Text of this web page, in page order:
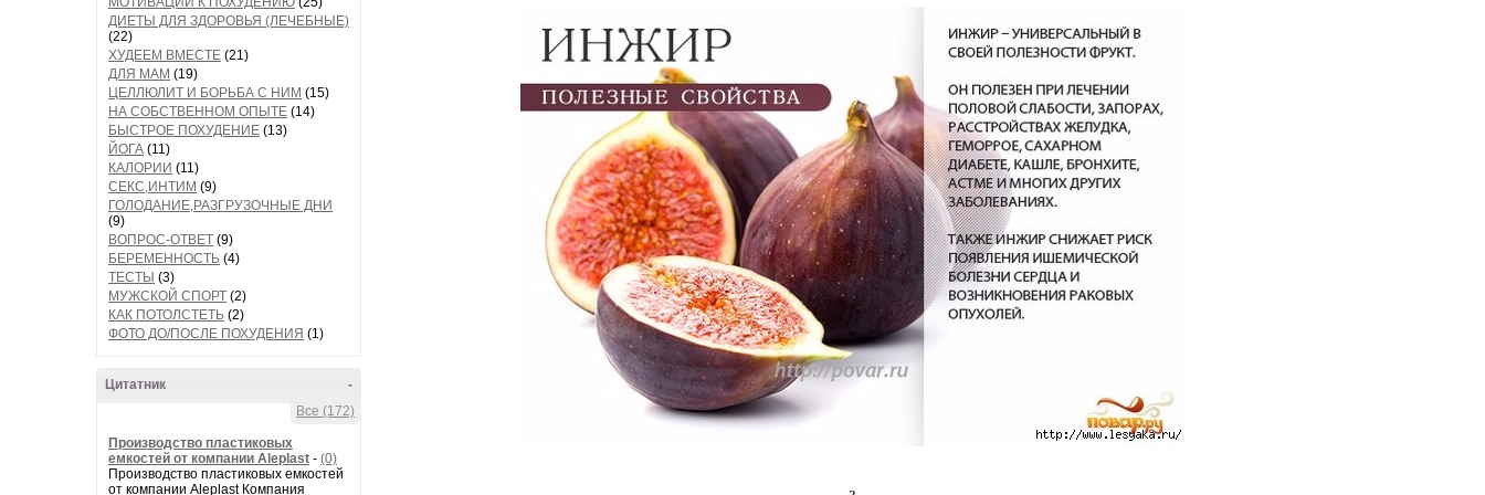
ДИЕТЫ ДЛЯ ЗДОРОВЬЯ (ЛЕЧЕБНЫЕ)
(22)
ХУДЕЕМ ВМЕСТЕ (21)
ДЛЯ МАМ (19)
ЦЕЛЛЮЛИТ И БОРЬБА С НИМ (15)
НА СОБСТВЕННОМ ОПЫТЕ (14)
БЫСТРОЕ ПОХУДЕНИЕ (13)
ЙОГА (11)
КАЛОРИИ (11)
СЕКС,ИНТИМ (9)
ГОЛОДАНИЕ,РАЗГРУЗОЧНЫЕ ДНИ
(9)
ВОПРОС-ОТВЕТ (9)
БЕРЕМЕННОСТЬ (4)
ТЕСТЫ (3)
МУЖСКОЙ СПОРТ (2)
КАК ПОТОЛСТЕТЬ (2)
ФОТО ДО/ПОСЛЕ ПОХУДЕНИЯ (1)
-
Цитатник
Все (172)
Производство пластиковых
емкостей от компании Aleplast - (0)
Производство пластиковых емкостей
от компании Aleplast Компания